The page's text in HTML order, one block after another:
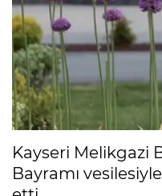
Kayseri Melikgazi
Bayramı